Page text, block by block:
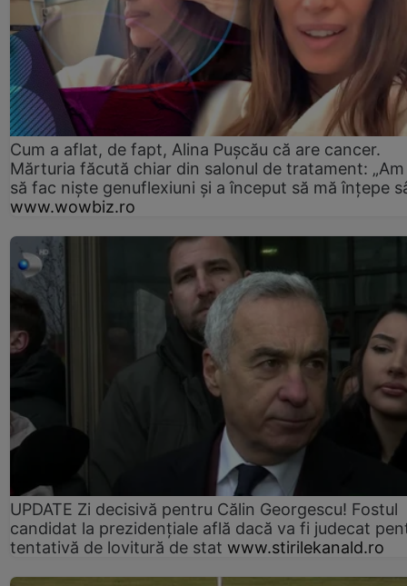
Cum a aflat, de fapt, Alina Pușcău că are cancer.
Mărturia făcută chiar din salonul de tratament:
să fac niște genuflexiuni și a început să mă înțepe
www.wowbiz.ro
UPDATE Zi decisivă pentru Călin Georgescu! Fostul
candidat la prezidențiale află dacă va fi judecat
tentativă de lovitură de stat www.stirilekanald.ro